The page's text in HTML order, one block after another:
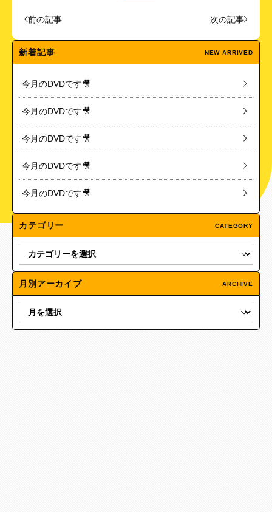
前の記事 次の記事
新着記事 NEW ARRIVED
今月のDVDです🎥
今月のDVDです🎥
今月のDVDです🎥
今月のDVDです🎥
今月のDVDです🎥
カテゴリー CATEGORY
月別アーカイブ ARCHIVE